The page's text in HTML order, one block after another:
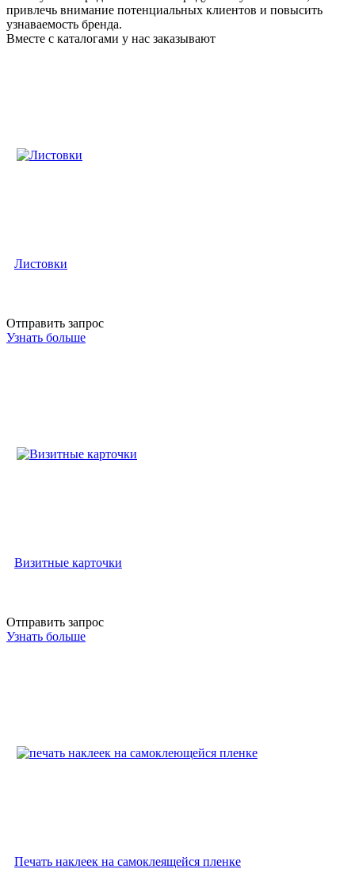
привлечь внимание потенциальных клиентов и повысить
узнаваемость бренда.
Вместе с каталогами у нас заказывают
Листовки
Отправить запрос
Узнать больше
Визитные карточки
Отправить запрос
Узнать больше
Печать наклеек на самоклеящейся пленке